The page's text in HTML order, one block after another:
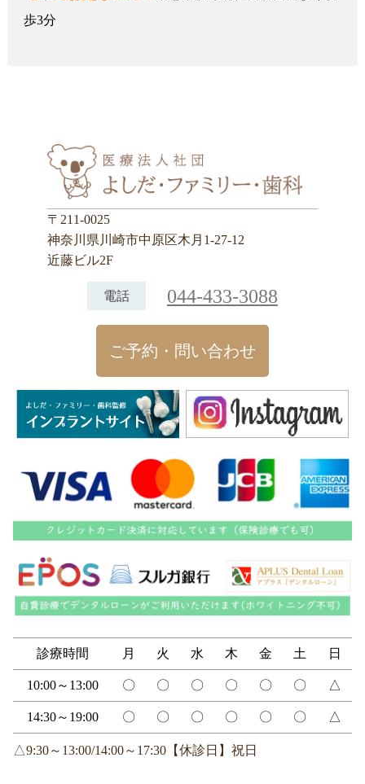
歩3分
〒211-0025
神奈川県川崎市中原区木月1-27-12
近藤ビル2F
電話 044-433-3088
ご予約・問い合わせ
診療時間 月 火 水 木 金 土 日
10:00～13:00 〇 〇 〇 〇 〇 〇 △
14:30～19:00 〇 〇 〇 〇 〇 〇 △
△9:30～13:00/14:00～17:30【休診日】祝日